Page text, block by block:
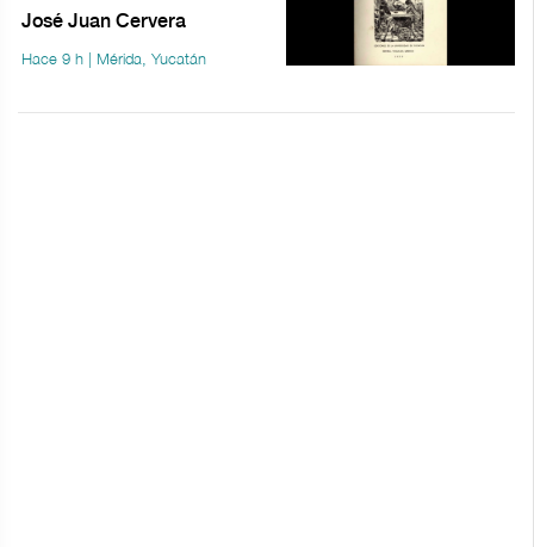
José Juan Cervera
Hace 9 h | Mérida, Yucatán